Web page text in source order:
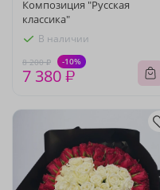
Композиция "Русская
классика"
В наличии
8 200 ₽ -10%
7 380 ₽